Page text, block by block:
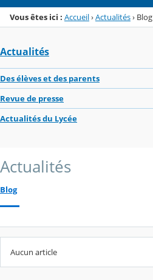
Vous êtes ici : Accueil›Actualités› Blog
Actualités
Des élèves et des parents
Revue de presse
Actualités du Lycée
Actualités
Blog
Aucun article